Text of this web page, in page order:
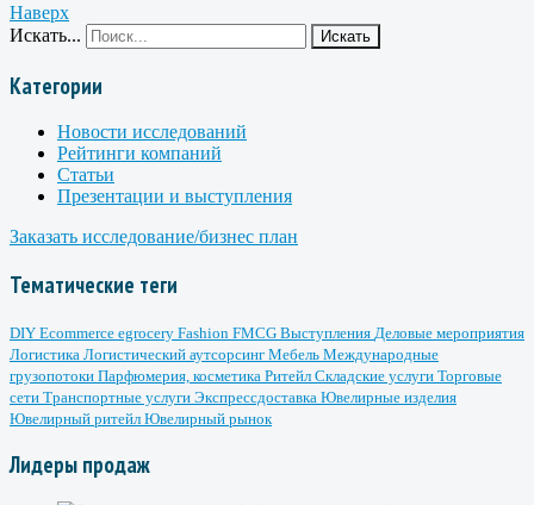
Наверх
Искать...
Искать
Категории
Новости исследований
Рейтинги компаний
Статьи
Презентации и выступления
Заказать исследование/бизнес план
Тематические теги
DIY Ecommerce egrocery Fashion FMCG Выступления Деловые мероприятия
Логистика Логистический аутсорсинг Мебель Международные
грузопотоки Парфюмерия, косметика Ритейл Складские услуги Торговые
сети Транспортные услуги Экспрессдоставка Ювелирные изделия
Ювелирный ритейл Ювелирный рынок
Лидеры продаж